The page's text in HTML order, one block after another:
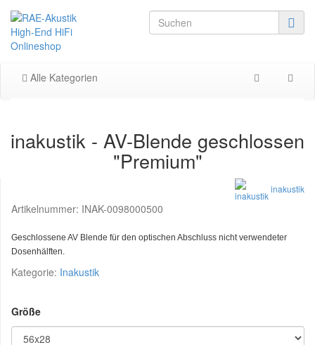
Alle Kategorien
inakustik - AV-Blende geschlossen
"Premium"
inakustik
Artikelnummer: INAK-0098000500
Geschlossene AV Blende für den optischen Abschluss nicht verwendeter
Dosenhälften.
Kategorie: Inakustik
Größe